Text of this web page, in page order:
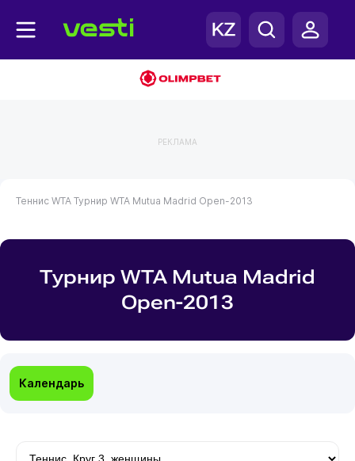
РЕКЛАМА
Теннис WTA Турнир WTA Mutua Madrid Open-2013
Турнир WTA Mutua Madrid
Open-2013
Календарь